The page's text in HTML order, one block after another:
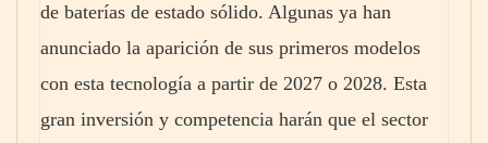
de baterías de estado sólido. Algunas ya han
anunciado la aparición de sus primeros modelos
con esta tecnología a partir de 2027 o 2028. Esta
gran inversión y competencia harán que el sector